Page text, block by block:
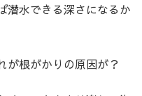
潜水できる深さになるか
が根がかりの原因が？